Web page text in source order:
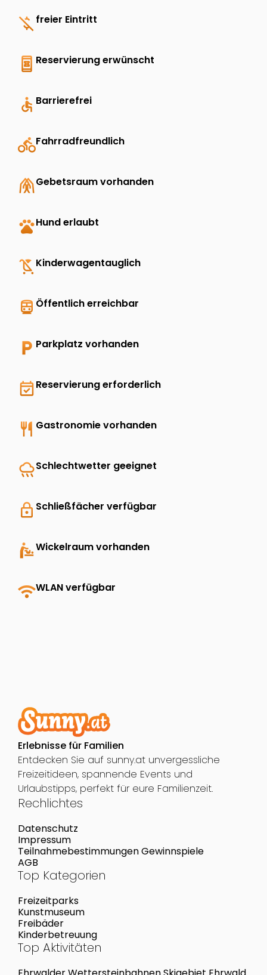
money_off freier Eintritt
book_online Reservierung erwünscht
accessible Barrierefrei
directions_bikeFahrradfreundlich
folded_handsGebetsraum vorhanden
petsHund erlaubt
child_friendlyKinderwagentauglich
directions_transit Öffentlich erreichbar
local_parking Parkplatz vorhanden
event_availableReservierung erforderlich
restaurant Gastronomie vorhanden
rainySchlechtwetter geeignet
lock Schließfächer verfügbar
baby_changing_stationWickelraum vorhanden
wifiWLAN verfügbar
Erlebnisse für Familien
Entdecken Sie auf sunny.at unvergessliche
Freizeitideen, spannende Events und
Urlaubstipps, perfekt für eure Familienzeit.
Rechlichtes
Datenschutz
Impressum
Teilnahmebestimmungen Gewinnspiele
AGB
Top Kategorien
Freizeitparks
Kunstmuseum
Freibäder
Kinderbetreuung
Top Aktivitäten